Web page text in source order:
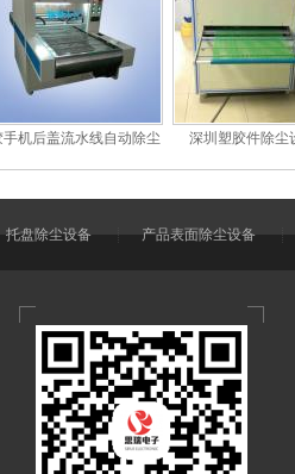
手机后盖流水线自动除尘
深圳塑胶件除尘
托盘除尘设备 产品表面除尘设备